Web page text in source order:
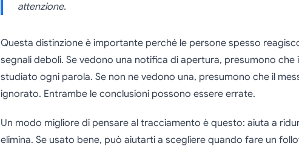
attenzione.
Questa distinzione è importante perché le persone spesso
segnali deboli. Se vedono una notifica di apertura, presumono che
studiato ogni parola. Se non ne vedono una, presumono che il
ignorato. Entrambe le conclusioni possono essere errate.
Un modo migliore di pensare al tracciamento è questo: aiuta a
elimina. Se usato bene, può aiutarti a scegliere quando fare un